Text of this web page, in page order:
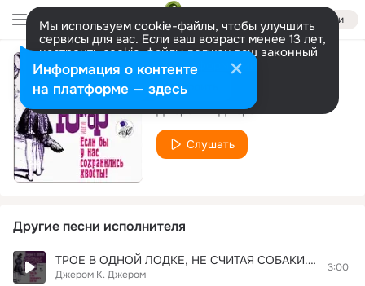
Войти
Мы используем cookie-файлы, чтобы улучшить
сервисы для вас. Если ваш возраст менее 13 лет,
настроить cookie-файлы должен ваш законный
представитель. Больше информации
Разрешить все Настроить
Джером К. Джером
Слушать
Другие песни исполнителя
ТРОЕ В ОДНОЙ ЛОДКЕ, НЕ СЧИТАЯ СОБАКИ. Глава 03. Фрагмент 02
Джером К. Джером
3:00
Информация о контенте
на платформе — здесь